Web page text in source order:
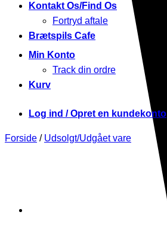
Kontakt Os/Find Os
Fortryd aftale
Brætspils Cafe
Min Konto
Track din ordre
Kurv
Log ind / Opret en kundekonto
Forside / Udsolgt/Udgået vare